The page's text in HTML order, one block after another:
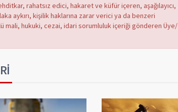
rahatsız edici, hakaret ve küfür içeren, aşağılayıcı,
aykırı, kişilik haklarına zarar verici ya da benzeri
hukuki, cezai, idari sorumluluk içeriği gönderen Üye/